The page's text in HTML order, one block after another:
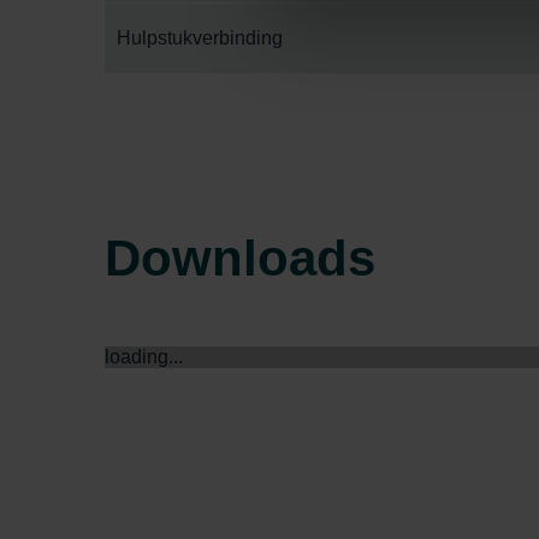
Zehnder Group İç Mekan
Zehnder Group Nederland bv:
Hulpstukverbinding
Downloads
loading...